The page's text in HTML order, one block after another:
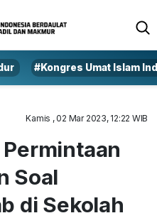
#Kongres Umat Islam
Kamis , 02 Mar 2023, 12:22 WIB
Soal
di Sekolah